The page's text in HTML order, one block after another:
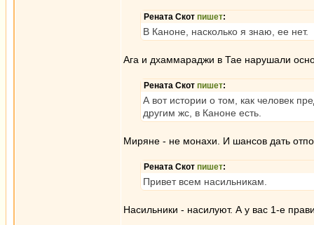
Рената Скот пишет:
В Каноне, насколько я знаю, ее нет.
Ага и дхаммараджи в Тае нарушали
Рената Скот пишет:
А вот истории о том, как человек
другим жс, в Каноне есть.
Миряне - не монахи. И шансов дать
Рената Скот пишет:
Привет всем насильникам.
Насильники - насилуют. А у вас 1-е